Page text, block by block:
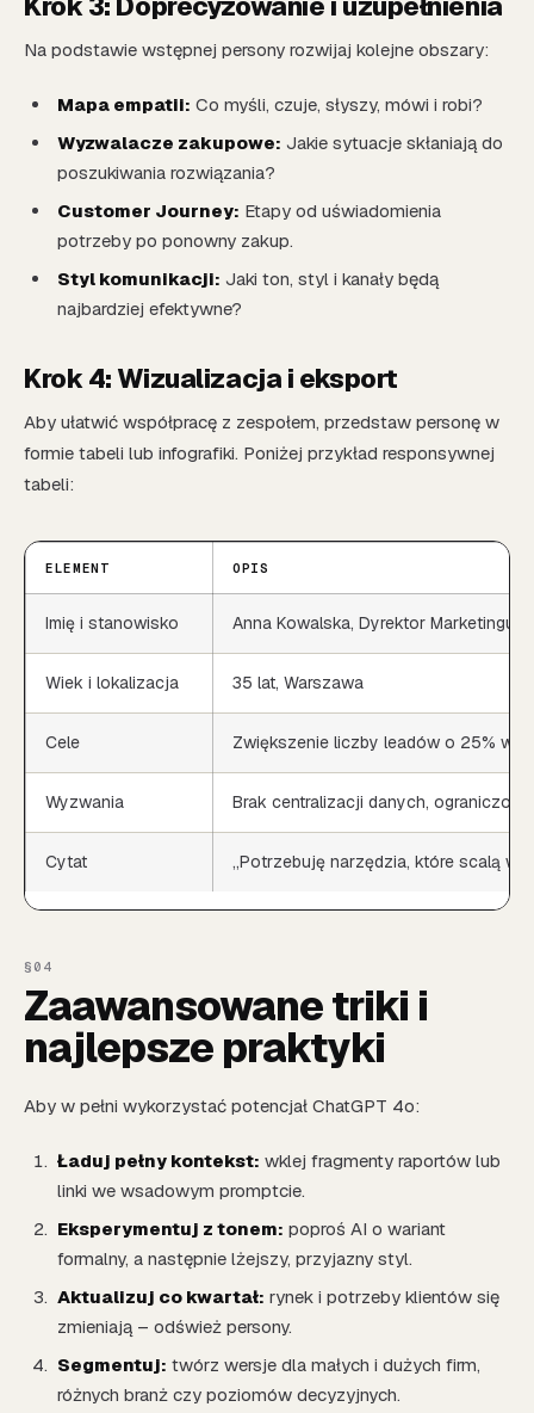
Na podstawie wstępnej persony rozwijaj kolejne obszary:
Mapa empatii: Co myśli, czuje, słyszy, mówi i robi?
Wyzwalacze zakupowe: Jakie sytuacje skłaniają do
poszukiwania rozwiązania?
Customer Journey: Etapy od uświadomienia
potrzeby po ponowny zakup.
Styl komunikacji: Jaki ton, styl i kanały będą
najbardziej efektywne?
Krok 4: Wizualizacja i eksport
Aby ułatwić współpracę z zespołem, przedstaw personę w
formie tabeli lub infografiki. Poniżej przykład responsywnej
tabeli:
ELEMENT OPIS
Imię i stanowisko Anna Kowalska, Dyrektor Marketingu
Wiek i lokalizacja 35 lat, Warszawa
Cele Zwiększenie liczby leadów o 25% w
Wyzwania Brak centralizacji danych,
Cytat „Potrzebuję narzędzia, które scalą
Zaawansowane triki i
najlepsze praktyki
Aby w pełni wykorzystać potencjał ChatGPT 4o:
Ładuj pełny kontekst: wklej fragmenty raportów lub
linki we wsadowym promptcie.
Eksperymentuj z tonem: poproś AI o wariant
formalny, a następnie lżejszy, przyjazny styl.
Aktualizuj co kwartał: rynek i potrzeby klientów się
zmieniają – odśwież persony.
Segmentuj: twórz wersje dla małych i dużych firm,
różnych branż czy poziomów decyzyjnych.